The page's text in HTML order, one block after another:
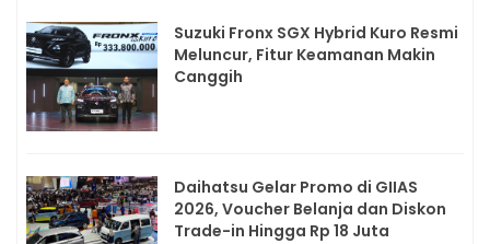
Suzuki Fronx SGX Hybrid Kuro Resmi
Meluncur, Fitur Keamanan Makin
Canggih
Daihatsu Gelar Promo di GIIAS
2026, Voucher Belanja dan Diskon
Trade-in Hingga Rp 18 Juta